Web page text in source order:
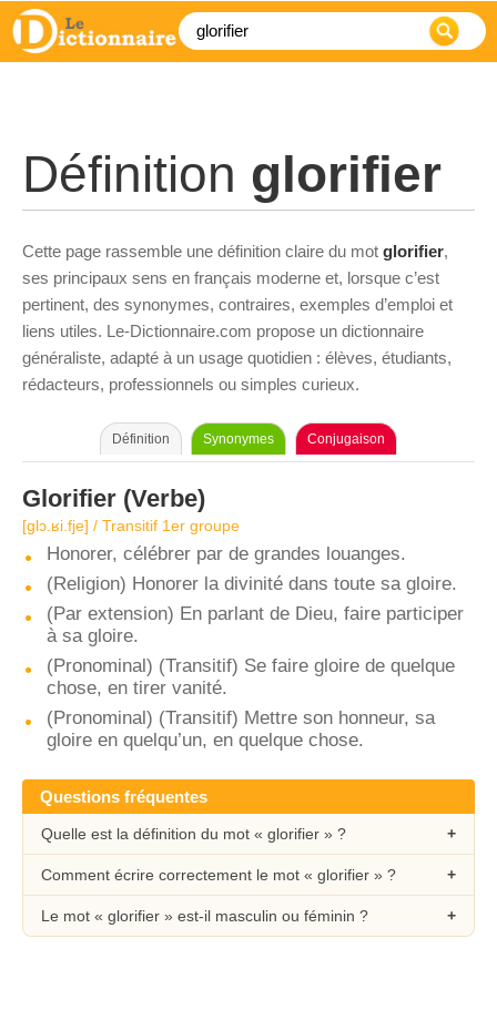
Définition glorifier
Cette page rassemble une définition claire du mot glorifier,
ses principaux sens en français moderne et, lorsque c’est
pertinent, des synonymes, contraires, exemples d’emploi et
liens utiles. Le-Dictionnaire.com propose un dictionnaire
généraliste, adapté à un usage quotidien : élèves, étudiants,
rédacteurs, professionnels ou simples curieux.
Définition Synonymes Conjugaison
Glorifier (Verbe)
[ɡlɔ.ʁi.fje] / Transitif 1er groupe
Honorer, célébrer par de grandes louanges.
(Religion) Honorer la divinité dans toute sa gloire.
(Par extension) En parlant de Dieu, faire participer
à sa gloire.
(Pronominal) (Transitif) Se faire gloire de quelque
chose, en tirer vanité.
(Pronominal) (Transitif) Mettre son honneur, sa
gloire en quelqu’un, en quelque chose.
Questions fréquentes
Quelle est la définition du mot « glorifier » ?
Comment écrire correctement le mot « glorifier » ?
Le mot « glorifier » est-il masculin ou féminin ?